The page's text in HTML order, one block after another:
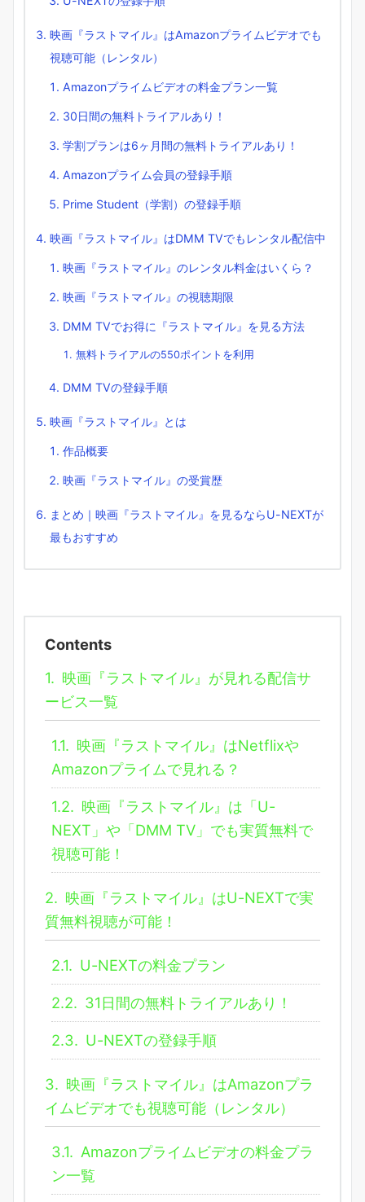
映画『ラストマイル』はAmazonプライムビデオでも
視聴可能（レンタル）
Amazonプライムビデオの料金プラン一覧
30日間の無料トライアルあり！
学割プランは6ヶ月間の無料トライアルあり！
Amazonプライム会員の登録手順
Prime Student（学割）の登録手順
映画『ラストマイル』はDMM TVでもレンタル配信中
映画『ラストマイル』のレンタル料金はいくら？
映画『ラストマイル』の視聴期限
DMM TVでお得に『ラストマイル』を見る方法
無料トライアルの550ポイントを利用
DMM TVの登録手順
映画『ラストマイル』とは
作品概要
映画『ラストマイル』の受賞歴
まとめ｜映画『ラストマイル』を見るならU-NEXTが
最もおすすめ
Contents
1. 映画『ラストマイル』が見れる配信サ
ービス一覧
1.1. 映画『ラストマイル』はNetflixや
Amazonプライムで見れる？
1.2. 映画『ラストマイル』は「U-
NEXT」や「DMM TV」でも実質無料で
視聴可能！
2. 映画『ラストマイル』はU-NEXTで実
質無料視聴が可能！
2.1. U-NEXTの料金プラン
2.2. 31日間の無料トライアルあり！
2.3. U-NEXTの登録手順
3. 映画『ラストマイル』はAmazonプラ
イムビデオでも視聴可能（レンタル）
3.1. Amazonプライムビデオの料金プラ
ン一覧